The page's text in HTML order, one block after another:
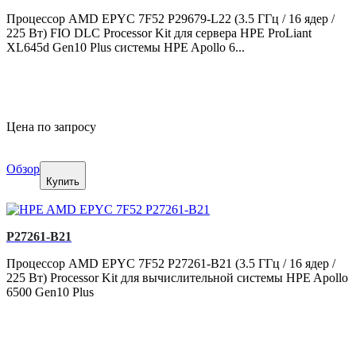
Процессор AMD EPYC 7F52 P29679-L22 (3.5 ГГц / 16 ядер /
225 Вт) FIO DLC Processor Kit для сервера HPE ProLiant
XL645d Gen10 Plus системы HPE Apollo 6...
Цена по запросу
Обзор
Купить
P27261-B21
Процессор AMD EPYC 7F52 P27261-B21 (3.5 ГГц / 16 ядер /
225 Вт) Processor Kit для вычислительной системы HPE Apollo
6500 Gen10 Plus